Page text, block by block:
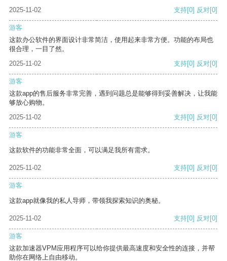
2025-11-02 支持[0] 反对[0]
游客
这款办公软件的界面设计非常简洁，使用起来非常方便。功能的布局也
很合理，一目了然。
2025-11-02
支持[0] 反对[0]
游客
这款app的售后服务非常完善，遇到问题总是能够得到妥善解决，让我能
够放心购物。
2025-11-02
支持[0] 反对[0]
游客
这款软件的功能非常全面，可以满足我所有需求。
2025-11-02 支持[0] 反对[0]
游客
这款app就像我的私人导师，带领我探索知识的奥秘。
2025-11-02 支持[0] 反对[0]
游客
这款加速器VPM应用程序可以给你提供最高速度和安全性的连接，并帮
助你在网络上自由移动。